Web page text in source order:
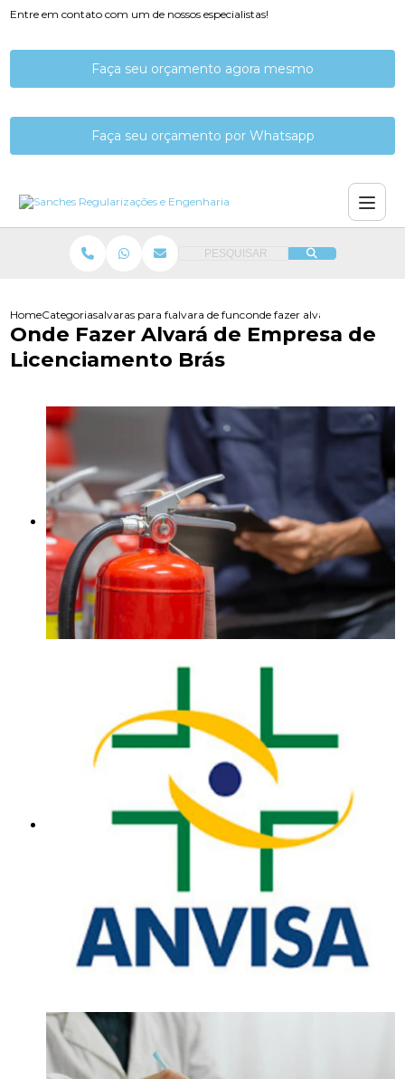
Entre em contato com um de nossos especialistas!
Faça seu orçamento agora mesmo
Faça seu orçamento por Whatsapp
PESQUISAR
HomeCategoriasalvaras para funcionamentoalvara de funcionamento de empresas
onde fazer alvara de empresa
Onde Fazer Alvará de Empresa de
Licenciamento Brás